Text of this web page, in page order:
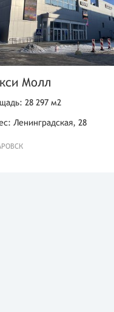
Молл
28 297 м2
Ленинградская, 28